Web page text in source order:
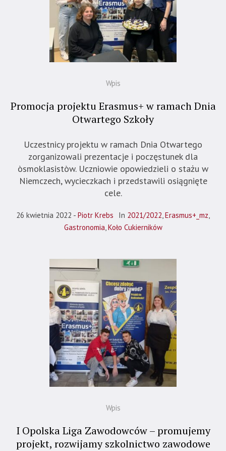
Wpis
Promocja projektu Erasmus+ w ramach Dnia
Otwartego Szkoły
Uczestnicy projektu w ramach Dnia Otwartego
zorganizowali prezentacje i poczęstunek dla
òsmoklasistòw. Uczniowie opowiedzieli o stażu w
Niemczech, wycieczkach i przedstawili osiągnięte
cele.
26 kwietnia 2022 Piotr Krebs In 2021/2022 Erasmus+_mz
Gastronomia Koło Cukierników
Wpis
I Opolska Liga Zawodowców – promujemy
projekt, rozwijamy szkolnictwo zawodowe